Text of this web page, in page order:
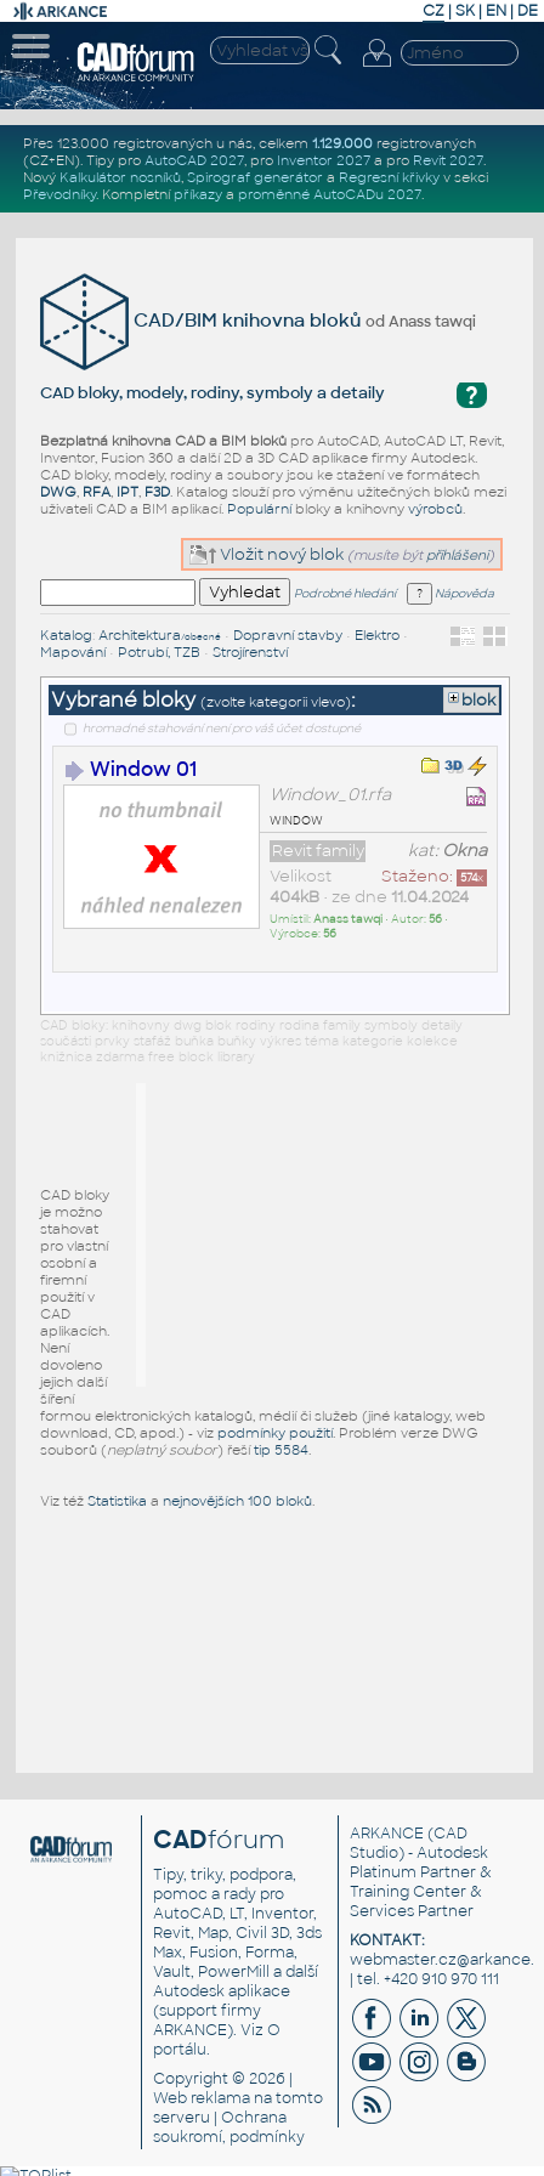
CZ | SK| EN | DE
Přes 123.000 registrovaných u nás, celkem 1.129.000registrovaných
(CZ+EN). Tipy pro AutoCAD 2027, pro Inventor 2027a pro Revit 2027.
Nový Kalkulátor nosníků, Spirograf generátor a Regresní křivkyv sekci
Převodníky. Kompletní příkazya proměnné AutoCADu 2027.
CAD/BIM knihovna blokůod Anass tawqi
?
CAD bloky, modely, rodiny, symboly a detaily
Bezplatná knihovna CAD a BIM blokůpro AutoCAD, AutoCAD LT, Revit,
Inventor, Fusion 360 a další 2D a 3D CAD aplikace firmy Autodesk.
CAD bloky, modely, rodiny a soubory jsou ke stažení ve formátech
DWG, RFA, IPT, F3D. Katalog slouží pro výměnu užitečných bloků mezi
uživateli CAD a BIM aplikací. Populárníbloky a knihovny výrobců.
Vložit nový blok (musíte být přihlášeni)
Podrobné hledání Nápověda
Katalog: Architektura/obecné• Dopravní stavby• Elektro•
Mapování• Potrubí, TZB • Strojírenství
Vybrané bloky (zvolte kategorii vlevo): blok
hromadné stahování není pro váš účet dostupné
Window 01
Window_01.rfa
window
kat: Okna
Revit family
Staženo: 574x
Velikost
404kB• ze dne 11.04.2024
Umístil:Anass tawqi• Autor:56•
Výrobce:56
CAD bloky: knihovny dwg blok rodiny rodina family symboly detaily
součásti prvky stafáž buňka buňky výkres téma kategorie kolekce
knižnica zdarma free block library
CAD bloky
je možno
stahovat
pro vlastní
osobní a
firemní
použití v
CAD
aplikacích.
Není
dovoleno
jejich další
šíření
formou elektronických katalogů, médií či služeb (jiné katalogy, web
download, CD, apod.) - viz podmínky použití. Problém verze DWG
souborů (neplatný soubor) řešítip 5584.
Viz též Statistika a nejnovějších 100 bloků.
CADfórum
Tipy, triky, podpora,
pomoc a rady pro
AutoCAD, LT, Inventor,
Revit, Map, Civil 3D, 3ds
Max, Fusion, Forma,
Vault, PowerMill a další
Autodesk aplikace
(support firmy
ARKANCE). VizO
portálu.
Copyright © 2026 |
Web reklama na tomto
serveru |Ochrana
soukromí, podmínky
ARKANCE (CAD
Studio) - Autodesk
Platinum Partner &
Training Center &
Services Partner
KONTAKT:
| tel. +420 910 970 111